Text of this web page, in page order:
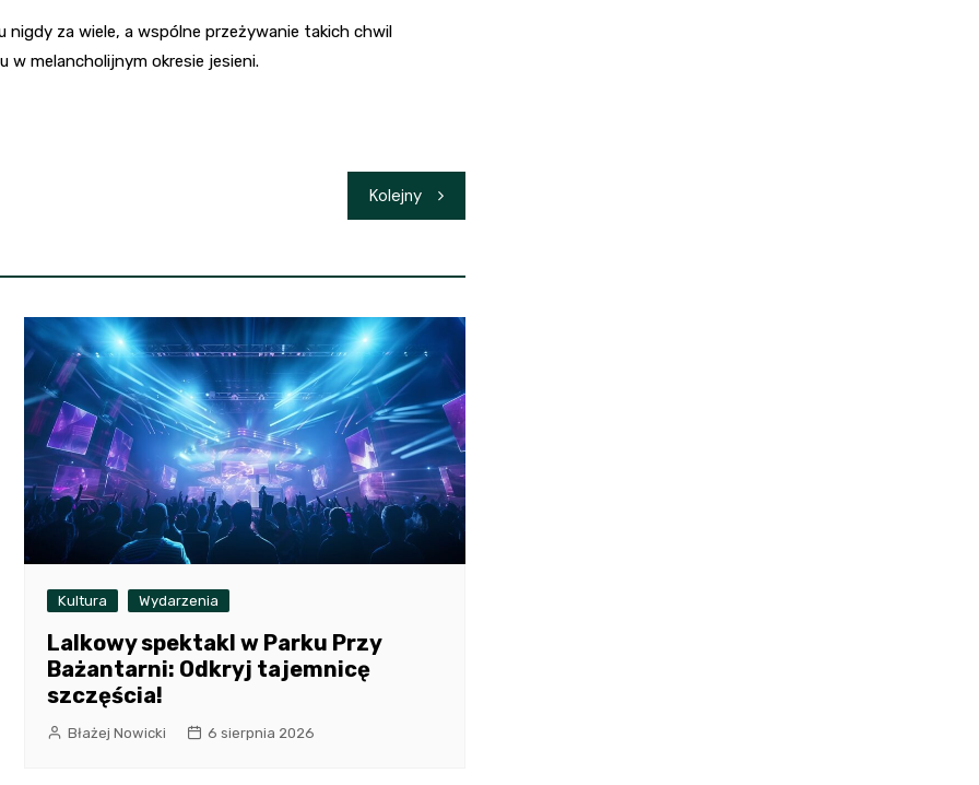
nigdy za wiele, a wspólne przeżywanie takich chwil
w melancholijnym okresie jesieni.
Kolejny
Kultura Wydarzenia
Lalkowy spektakl w Parku Przy
Bażantarni: Odkryj tajemnicę
szczęścia!
Błażej Nowicki 6 sierpnia 2026